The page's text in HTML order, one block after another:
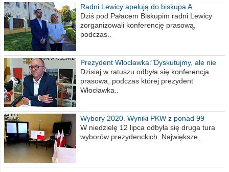
Radni Lewicy apelują do biskupa A.
Wiesława Meringa
Dziś pod Pałacem Biskupim radni Lewicy
zorganizowali konferencję prasową,
podczas..
Prezydent Włocławka:"Dyskutujmy, ale nie
obrażajmy się”
Dzisiaj w ratuszu odbyła się konferencja
prasowa, podczas której prezydent
Włocławka..
Wybory 2020. Wyniki PKW z ponad 99
procent obwodów
W niedzielę 12 lipca odbyła się druga tura
wyborów prezydenckich. Największe..